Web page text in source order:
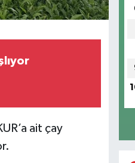
ait çay